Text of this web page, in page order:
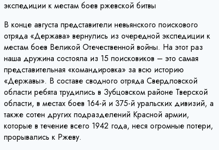
экспедиции к местам боев ржевской битвы
В конце августа представители невьянского поискового
отряда «Держава» вернулись из очередной экспедиции к
местам боев Великой Отечественной войны. На этот раз
наша дружина состояла из 15 поисковиков – это самая
представительная «командировка» за всю историю
«Державы». В составе сводного отряда Свердловской
области ребята трудились в Зубцовском районе Тверской
области, в местах боев 164-й и 375-й уральских дивизий, а
также сотен других подразделений Красной армии,
которые в течение всего 1942 года, неся огромные потери,
прорывались к Ржеву.